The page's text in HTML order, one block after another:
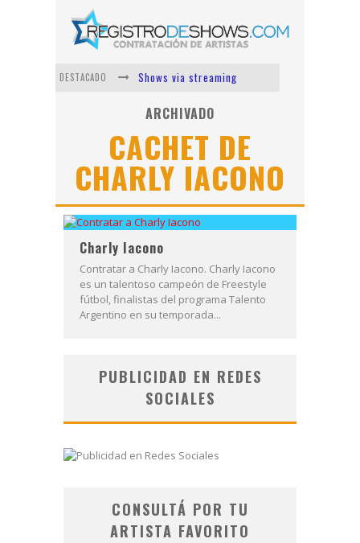
DESTACADO
Shows via streaming
Lit Killah
Nicki Nicole
Duki
Vi Em
Los Ángeles Azules
ARCHIVADO
CACHET DE
CHARLY IACONO
Charly Iacono
Contratar a Charly Iacono. Charly Iacono
es un talentoso campeón de Freestyle
fútbol, finalistas del programa Talento
Argentino en su temporada...
PUBLICIDAD EN REDES
SOCIALES
CONSULTÁ POR TU
ARTISTA FAVORITO